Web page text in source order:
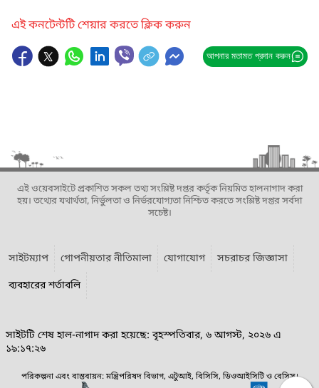
এই কনটেন্টটি শেয়ার করতে ক্লিক করুন
আপনার মতামত প্রদান করুন
এই ওয়েবসাইটে প্রকাশিত সকল তথ্য সংশ্লিষ্ট দপ্তর কর্তৃক নিয়মিত হালনাগাদ করা
হয়। তথ্যের যথার্থতা, নির্ভুলতা ও নির্ভরযোগ্যতা নিশ্চিত করতে সংশ্লিষ্ট দপ্তর সর্বদা
সচেষ্ট।
সাইটম্যাপ গোপনীয়তার নীতিমালা যোগাযোগ
সচরাচর জিজ্ঞাসা
ব্যবহারের শর্তাবলি
সাইটটি শেষ হাল-নাগাদ করা হয়েছে: বৃহস্পতিবার, ৬ আগস্ট, ২০২৬ এ
১৯:১৭:২৬
পরিকল্পনা এবং বাস্তবায়ন: মন্ত্রিপরিষদ বিভাগ, এটুআই, বিসিসি, ডিওআইসিটি ও বেসিস।